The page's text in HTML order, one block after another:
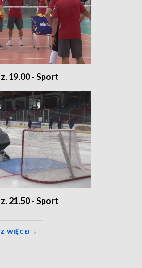
19.00 - Sport
21.50 - Sport
WIĘCEJ